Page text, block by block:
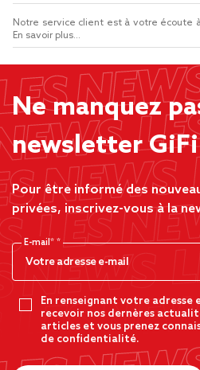
Notre service client est à votre écoute
En savoir plus...
Ne manquez
newsletter GiFi
Pour être informé des
privées, inscrivez-vous à la
E-mail*
En renseignant votre adresse
recevoir nos dernères
articles et vous prenez
de confidentialité.